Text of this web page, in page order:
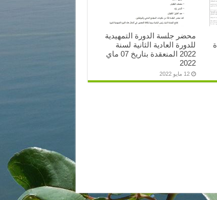
محضر جلسة الدورة التمهيدية
للدورة العادية الثانية لسنة
2022 المنعقدة بتاريخ 07 ماي
2022
12 مايو 2022